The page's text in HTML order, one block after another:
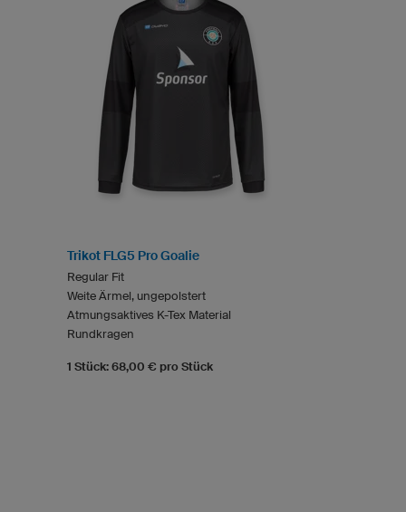
Trikot FLG5 Pro Goalie
Regular Fit
Weite Ärmel, ungepolstert
Atmungsaktives K-Tex Material
Rundkragen
1 Stück: 68,00 € pro Stück